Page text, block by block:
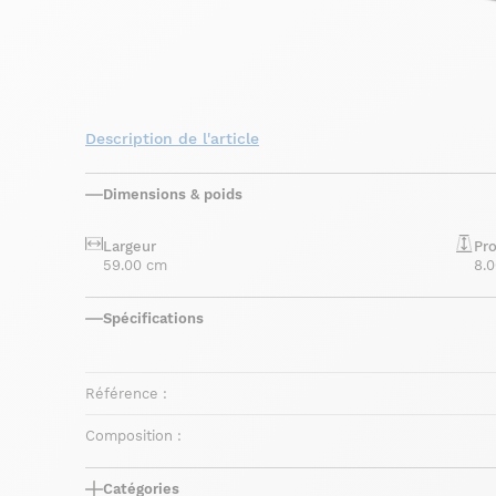
Description de l'article
Dimensions & poids
Largeur
59.00 cm
Spécifications
Référence :
Composition :
Catégories